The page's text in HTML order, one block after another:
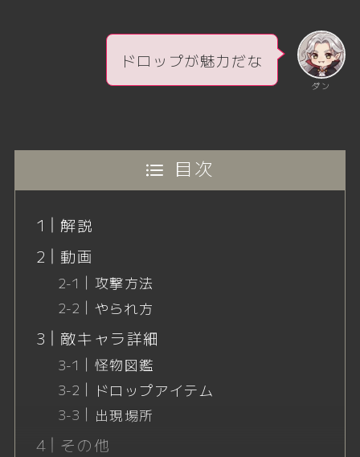
ダン
ドロップが魅力だな
目次
解説
動画
攻撃方法
やられ方
敵キャラ詳細
怪物図鑑
ドロップアイテム
出現場所
その他